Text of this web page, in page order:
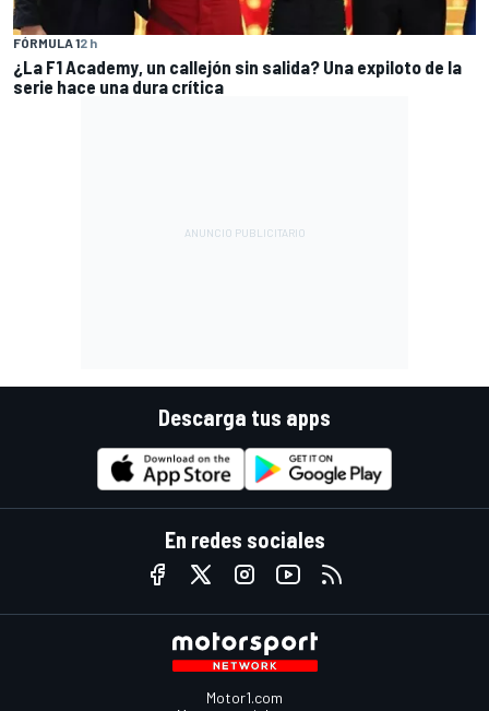
FÓRMULA 12 h
¿La F1 Academy, un callejón sin salida? Una expiloto de la
serie hace una dura crítica
Descarga tus apps
En redes sociales
Motor1.com